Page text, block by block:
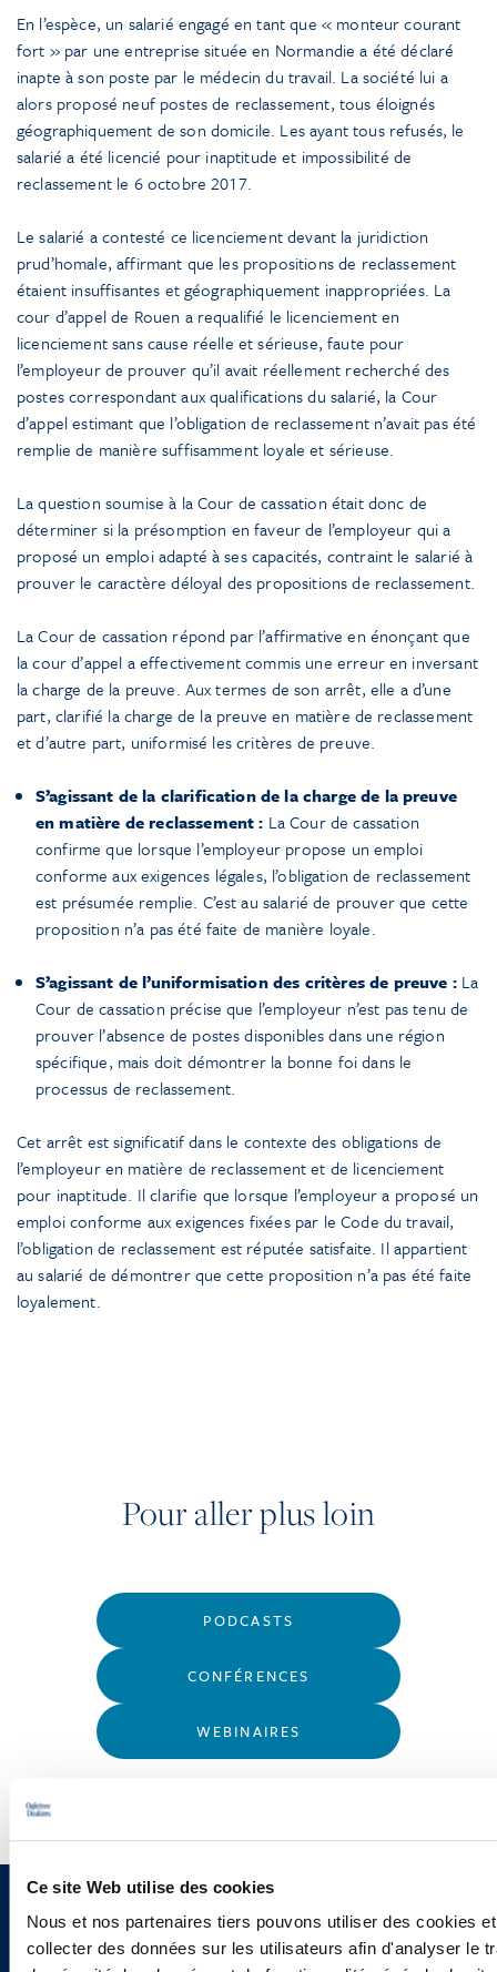
Ce site Web utilise des cookies
Nous et nos partenaires tiers pouvons utiliser des cookies
collecter des données sur les utilisateurs afin d'analyser le
En l’espèce, un salarié engagé en tant que « monteur courant
fort » par une entreprise située en Normandie a été déclaré
inapte à son poste par le médecin du travail. La société lui a
alors proposé neuf postes de reclassement, tous éloignés
géographiquement de son domicile. Les ayant tous refusés, le
salarié a été licencié pour inaptitude et impossibilité de
reclassement le 6 octobre 2017.
Le salarié a contesté ce licenciement devant la juridiction
prud’homale, affirmant que les propositions de reclassement
étaient insuffisantes et géographiquement inappropriées. La
cour d’appel de Rouen a requalifié le licenciement en
licenciement sans cause réelle et sérieuse, faute pour
l’employeur de prouver qu’il avait réellement recherché des
postes correspondant aux qualifications du salarié, la Cour
d’appel estimant que l’obligation de reclassement n’avait pas été
remplie de manière suffisamment loyale et sérieuse.
La question soumise à la Cour de cassation était donc de
déterminer si la présomption en faveur de l’employeur qui a
proposé un emploi adapté à ses capacités, contraint le salarié à
prouver le caractère déloyal des propositions de reclassement.
La Cour de cassation répond par l’affirmative en énonçant que
la cour d’appel a effectivement commis une erreur en inversant
la charge de la preuve. Aux termes de son arrêt, elle a d’une
part, clarifié la charge de la preuve en matière de reclassement
et d’autre part, uniformisé les critères de preuve.
S’agissant de la clarification de la charge de la preuve
en matière de reclassement : La Cour de cassation
confirme que lorsque l’employeur propose un emploi
conforme aux exigences légales, l’obligation de reclassement
est présumée remplie. C’est au salarié de prouver que cette
proposition n’a pas été faite de manière loyale.
S’agissant de l’uniformisation des critères de preuve :La
Cour de cassation précise que l’employeur n’est pas tenu de
prouver l’absence de postes disponibles dans une région
spécifique, mais doit démontrer la bonne foi dans le
processus de reclassement.
Cet arrêt est significatif dans le contexte des obligations de
l’employeur en matière de reclassement et de licenciement
pour inaptitude. Il clarifie que lorsque l’employeur a proposé un
emploi conforme aux exigences fixées par le Code du travail,
l’obligation de reclassement est réputée satisfaite. Il appartient
au salarié de démontrer que cette proposition n’a pas été faite
loyalement.
Pour aller plus loin
PODCASTS
CONFÉRENCES
WEBINAIRES
Vous souhaitez recevoir nos